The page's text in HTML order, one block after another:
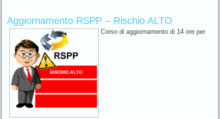
Aggiornamento RSPP – Rischio ALTO
Corso di aggiornamento di 14 ore per